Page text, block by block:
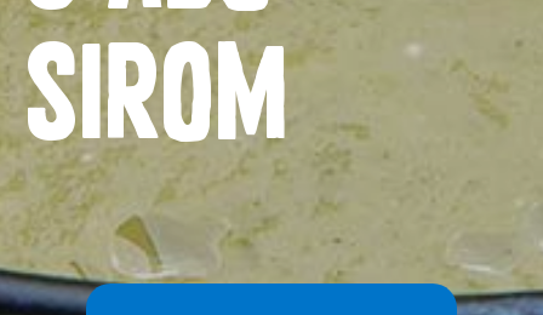
Priča o ABC siru
Novosti
sirom